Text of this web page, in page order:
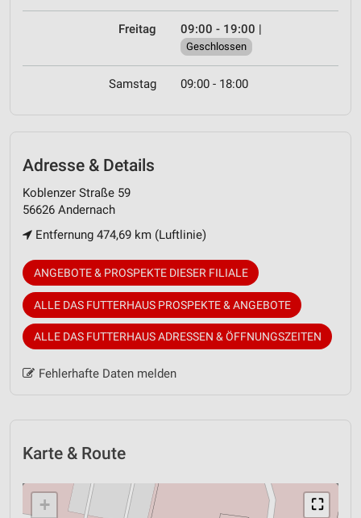
Freitag 09:00 - 19:00 |
Geschlossen
Samstag 09:00 - 18:00
Adresse & Details
Koblenzer Straße 59
56626 Andernach
Entfernung 474,69 km (Luftlinie)
ANGEBOTE & PROSPEKTE DIESER FILIALE
ALLE DAS FUTTERHAUS PROSPEKTE & ANGEBOTE
ALLE DAS FUTTERHAUS ADRESSEN & ÖFFNUNGSZEITEN
Fehlerhafte Daten melden
Karte & Route
⛶
+